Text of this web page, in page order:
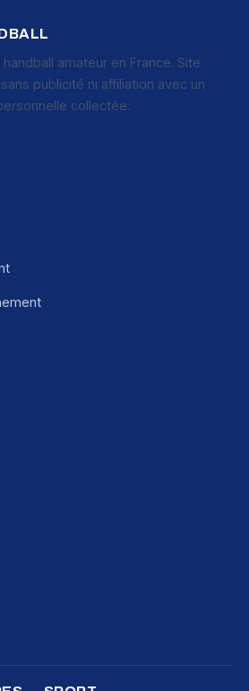
amateur en France. Site
publicité ni affiliation avec un
collectée.